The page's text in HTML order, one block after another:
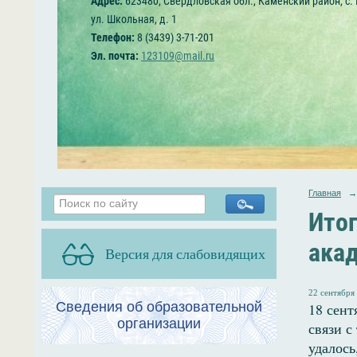
ул. Школьная, д. 1
Телефон: 8 (3439) 3-71-201
Эл. почта: 123109@mail.ru
Версия для слабовидящих
Сведения об образовательной
организации
Главная →
22 сентября
18
связи